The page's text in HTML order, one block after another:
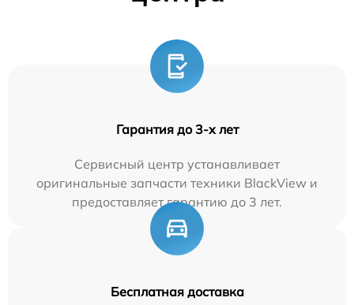
Гарантия до 3-х лет
Сервисный центр устанавливает
оригинальные запчасти техники BlackView и
предоставляет гарантию до 3 лет.
Бесплатная доставка